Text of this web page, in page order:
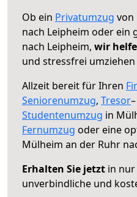
Ob ein Privatumzug von
nach Leipheim oder ein
nach Leipheim, wir
und stressfrei
Allzeit bereit für Ihren
Seniorenumzug, Tresor
Studentenumzug in
Fernumzug oder eine
Mülheim an der Ruhr
Erhalten Sie jetzt in
unverbindliche und